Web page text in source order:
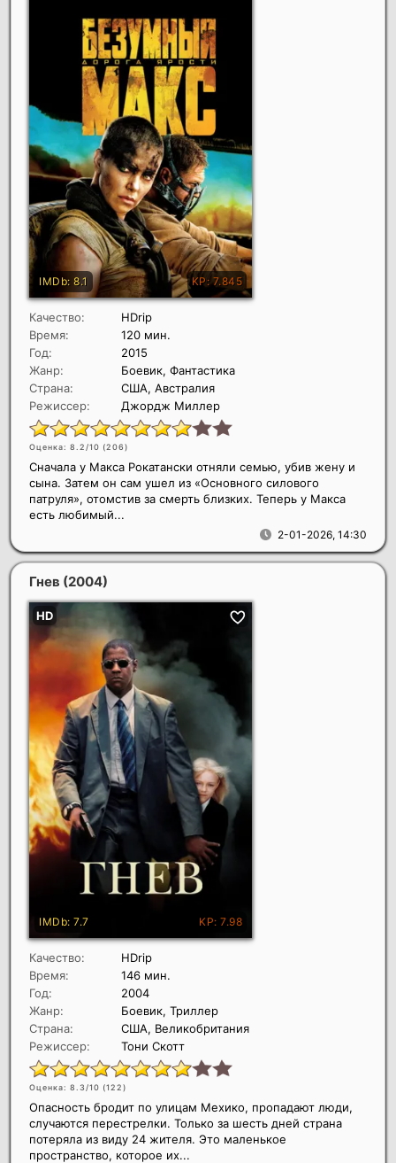
Качество:
HDrip
Время:
120 мин.
Год:
2015
Жанр:
Боевик, Фантастика
Страна:
США, Австралия
Режиссер:
Джордж Миллер
Оценка: 8.2/10 (206)
2-01-2026, 14:30
Сначала у Макса Рокатански отняли семью, убив жену и
сына. Затем он сам ушел из «Основного силового
патруля», отомстив за смерть близких. Теперь у Макса
есть любимый...
Гнев (2004)
Качество:
HDrip
Время:
146 мин.
Год:
2004
Жанр:
Боевик, Триллер
Страна:
США, Великобритания
Режиссер:
Тони Скотт
Оценка: 8.3/10 (122)
Опасность бродит по улицам Мехико, пропадают люди,
случаются перестрелки. Только за шесть дней страна
потеряла из виду 24 жителя. Это маленькое
пространство, которое их...